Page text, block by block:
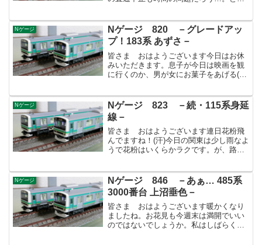
れ、か…(汗)昨晩の鉄分補給ですが、489
系の能登を出して...
Nゲージ
Nゲージ 820 －グレードアッ
プ！183系 あずさ－
皆さま おはようございます今日はお休
みいただきます。息子が今日は映画を観
に行くのか、男が女にお菓子をあげる(ホ
でしょう…昔の私と一緒です。休みの日
こそ早く起きてや...
Nゲージ
Nゲージ 823 －続・115系身延
線－
皆さま おはようございます連日花粉飛
んでますね！(汗)今日の関東は少し雨なよ
うで花粉はいくらかラクです。が、路面
じで関東平野部で雪になるかも、と？！
今年はその予報に2-...
Nゲージ
Nゲージ 846 －あぁ… 485系
3000番台 上沼垂色－
皆さま おはようございます暖かくなり
ましたね。お花見も今週末は満開でいい
のではないでしょうか。私はしばらく花